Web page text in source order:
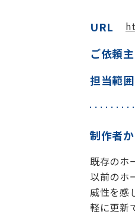
URL
ご依頼主
担当範囲
制作者
既存のホ
以前のホ
威性を感
軽に更新